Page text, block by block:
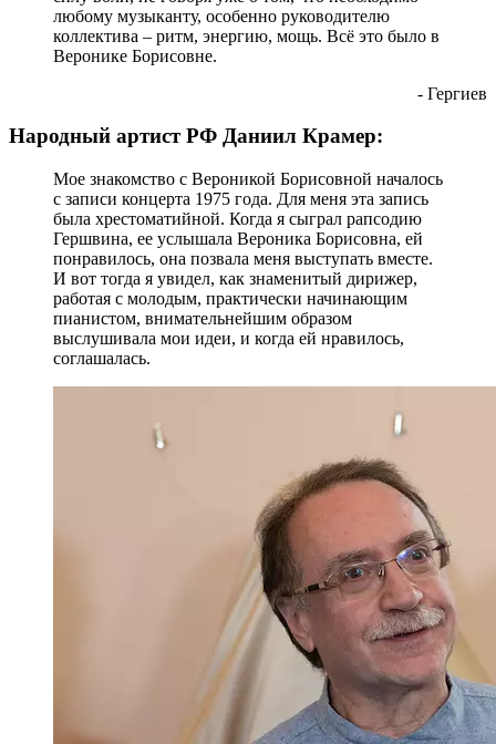
любому музыканту, особенно руководителю
коллектива – ритм, энергию, мощь. Всё это было в
Веронике Борисовне.
- Гергиев
Народный артист РФ Даниил Крамер:
Мое знакомство с Вероникой Борисовной началось
с записи концерта 1975 года. Для меня эта запись
была хрестоматийной. Когда я сыграл рапсодию
Гершвина, ее услышала Вероника Борисовна, ей
понравилось, она позвала меня выступать вместе.
И вот тогда я увидел, как знаменитый дирижер,
работая с молодым, практически начинающим
пианистом, внимательнейшим образом
выслушивала мои идеи, и когда ей нравилось,
соглашалась.